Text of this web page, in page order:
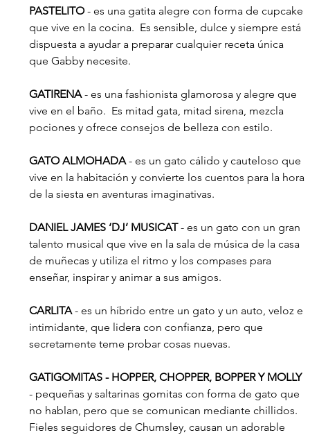
PASTELITO - es una gatita alegre con forma de cupcake
que vive en la cocina.  Es sensible, dulce y siempre está
dispuesta a ayudar a preparar cualquier receta única
que Gabby necesite.
GATIRENA - es una fashionista glamorosa y alegre que
vive en el baño.  Es mitad gata, mitad sirena, mezcla
pociones y ofrece consejos de belleza con estilo.
GATO ALMOHADA - es un gato cálido y cauteloso que
vive en la habitación y convierte los cuentos para la hora
de la siesta en aventuras imaginativas.
DANIEL JAMES ‘DJ’ MUSICAT - es un gato con un gran
talento musical que vive en la sala de música de la casa
de muñecas y utiliza el ritmo y los compases para
enseñar, inspirar y animar a sus amigos.
CARLITA - es un híbrido entre un gato y un auto, veloz e
intimidante, que lidera con confianza, pero que
secretamente teme probar cosas nuevas.
GATIGOMITAS - HOPPER, CHOPPER, BOPPER Y MOLLY
- pequeñas y saltarinas gomitas con forma de gato que
no hablan, pero que se comunican mediante chillidos.
Fieles seguidores de Chumsley, causan un adorable